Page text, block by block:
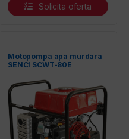
Solicita oferta
Motopompa apa murdara
SENCI SCWT-80E